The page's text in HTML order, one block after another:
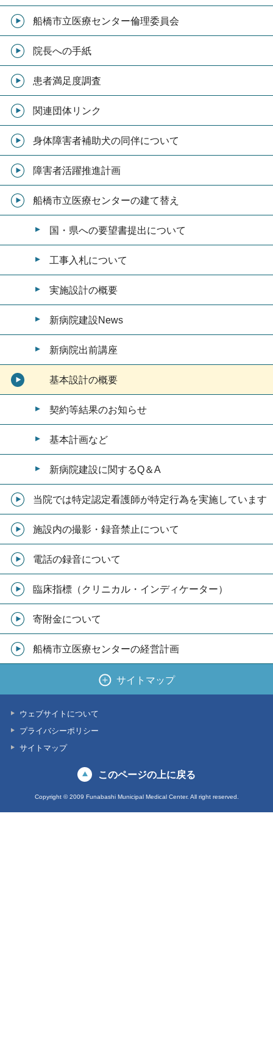
船橋市立医療センター倫理委員会
院長への手紙
患者満足度調査
関連団体リンク
身体障害者補助犬の同伴について
障害者活躍推進計画
船橋市立医療センターの建て替え
国・県への要望書提出について
工事入札について
実施設計の概要
新病院建設News
新病院出前講座
基本設計の概要
契約等結果のお知らせ
基本計画など
新病院建設に関するQ＆A
当院では特定認定看護師が特定行為を実施しています
施設内の撮影・録音禁止について
電話の録音について
臨床指標（クリニカル・インディケーター）
寄附金について
船橋市立医療センターの経営計画
サイトマップ
ウェブサイトについて
プライバシーポリシー
サイトマップ
このページの上に戻る
Copyright © 2009 Funabashi Municipal Medical Center. All right reserved.